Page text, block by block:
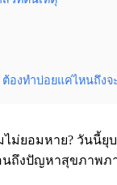
ต้องทำบ่อยแค่ไหนถึงจ
ม่ยอมหาย? วันนี้
ถึงปัญหาสุขภาพภ